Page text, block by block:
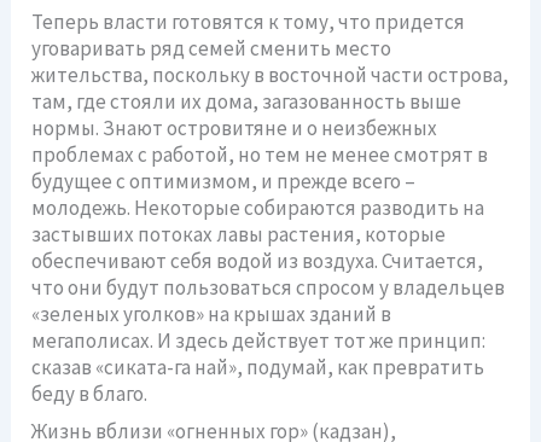
Теперь власти готовятся к тому, что придется
уговаривать ряд семей сменить место
жительства, поскольку в восточной части острова,
там, где стояли их дома, загазованность выше
нормы. Знают островитяне и о неизбежных
проблемах с работой, но тем не менее смотрят в
будущее с оптимизмом, и прежде всего –
молодежь. Некоторые собираются разводить на
застывших потоках лавы растения, которые
обеспечивают себя водой из воздуха. Считается,
что они будут пользоваться спросом у владельцев
«зеленых уголков» на крышах зданий в
мегаполисах. И здесь действует тот же принцип:
сказав «сиката-га най», подумай, как превратить
беду в благо.
Жизнь вблизи «огненных гор» (кадзан),